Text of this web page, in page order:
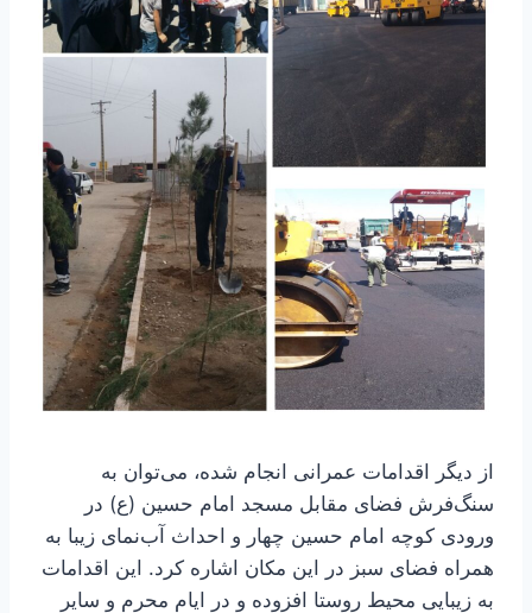
از دیگر اقدامات عمرانی انجام شده، می‌توان به
سنگ‌فرش فضای مقابل مسجد امام حسین (ع) در
ورودی کوچه امام حسین چهار و احداث آب‌نمای زیبا به
همراه فضای سبز در این مکان اشاره کرد. این اقدامات
به زیبایی محیط روستا افزوده و در ایام محرم و سایر